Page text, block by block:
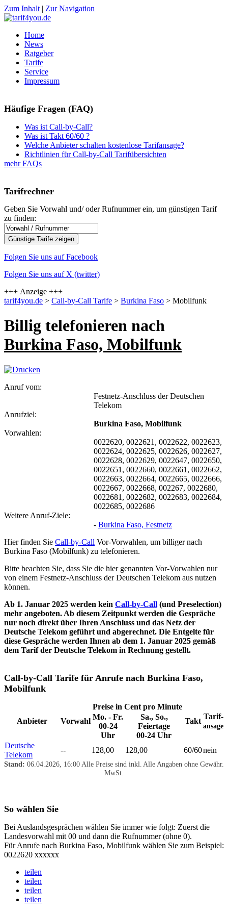
Zum Inhalt | Zur Navigation
Home
News
Ratgeber
Tarife
Service
Impressum
Häufige Fragen (FAQ)
Was ist Call-by-Call?
Was ist Takt 60/60 ?
Welche Anbieter schalten kostenlose Tarifansage?
Richtlinien für Call-by-Call Tarifübersichten
mehr FAQs
Tarifrechner
Geben Sie Vorwahl und/ oder Rufnummer ein, um günstigen Tarif
zu finden:
Folgen Sie uns auf Facebook
Folgen Sie uns auf X (twitter)
+++ Anzeige +++
tarif4you.de > Call-by-Call Tarife > Burkina Faso > Mobilfunk
Billig telefonieren nach
Burkina Faso, Mobilfunk
Anruf vom:
Festnetz-Anschluss der Deutschen
Telekom
Anrufziel:
Burkina Faso, Mobilfunk
Vorwahlen:
0022620, 0022621, 0022622, 0022623,
0022624, 0022625, 0022626, 0022627,
0022628, 0022629, 0022647, 0022650,
0022651, 0022660, 0022661, 0022662,
0022663, 0022664, 0022665, 0022666,
0022667, 0022668, 002267, 0022680,
0022681, 0022682, 0022683, 0022684,
0022685, 0022686
Weitere Anruf-Ziele:
- Burkina Faso, Festnetz
Hier finden Sie Call-by-Call Vor-Vorwahlen, um billiger nach
Burkina Faso (Mobilfunk) zu telefonieren.
Bitte beachten Sie, dass Sie die hier genannten Vor-Vorwahlen nur
von einem Festnetz-Anschluss der Deutschen Telekom aus nutzen
können.
Ab 1. Januar 2025 werden kein Call-by-Call (und Preselection)
mehr angeboten. Ab diesem Zeitpunkt werden die Gespräche
nur noch direkt über Ihren Anschluss und das Netz der
Deutsche Telekom geführt und abgerechnet. Die Entgelte für
diese Gespräche werden Ihnen ab dem 1. Januar 2025 gemäß
dem Tarif der Deutsche Telekom in Rechnung gestellt.
Call-by-Call Tarife für Anrufe nach Burkina Faso,
Mobilfunk
Anbieter Vorwahl
Preise in Cent pro Minute
Takt
Tarif-
ansage
Mo. - Fr.
00-24
Uhr
Sa., So.,
Feiertage
00-24 Uhr
Deutsche
Telekom
-- 128,00 128,00 60/60nein
Stand: 06.04.2026, 16:00 Alle Angaben ohne Gewähr.
Alle Preise sind inkl.
MwSt.
So wählen Sie
Bei Auslandsgesprächen wählen Sie immer wie folgt: Zuerst die
Landesvorwahl mit 00 und dann die Rufnummer (ohne 0).
Für Anrufe nach Burkina Faso, Mobilfunk wählen Sie zum Beispiel:
0022620 xxxxxx
teilen
teilen
teilen
teilen